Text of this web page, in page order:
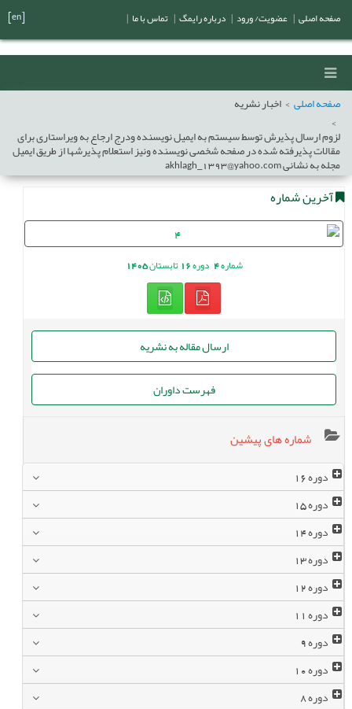
صفحه اصلی
اخبار نشریه
لزوم ارسال پذیرش توسط سیستم به ایمیل نویسنده ودرج ارجاع به ویراستاری برای
مقالات پذیرفته شده در صفحه شخصی نویسنده ونیز استعلام پذیرشها از طریق ایمیل
مجله به نشانی akhlagh_1393@yahoo.com
آخرین شماره
شماره4 دوره16تابستان1405
ارسال مقاله به نشریه
فهرست داوران
شماره های پیشین
دوره16
دوره15
دوره14
دوره13
دوره12
دوره11
دوره9
دوره10
دوره8
صفحه اصلی عضویت/ ورود درباره رایمگ تماس با ما